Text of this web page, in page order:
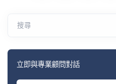
搜尋
立即與專業顧問對話